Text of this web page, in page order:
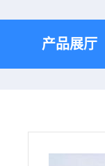
产品展厅